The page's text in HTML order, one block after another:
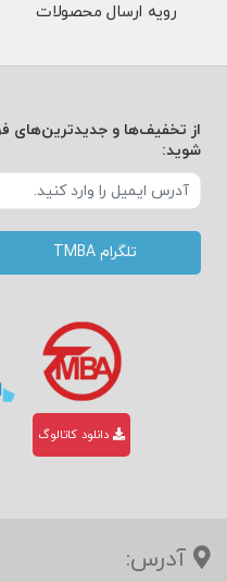
رویه ارسال محصولات
از تخفیف‌ها و جدیدترین‌های
شوید:
تلگرام TMBA
دانلود کاتالوگ
آدرس: